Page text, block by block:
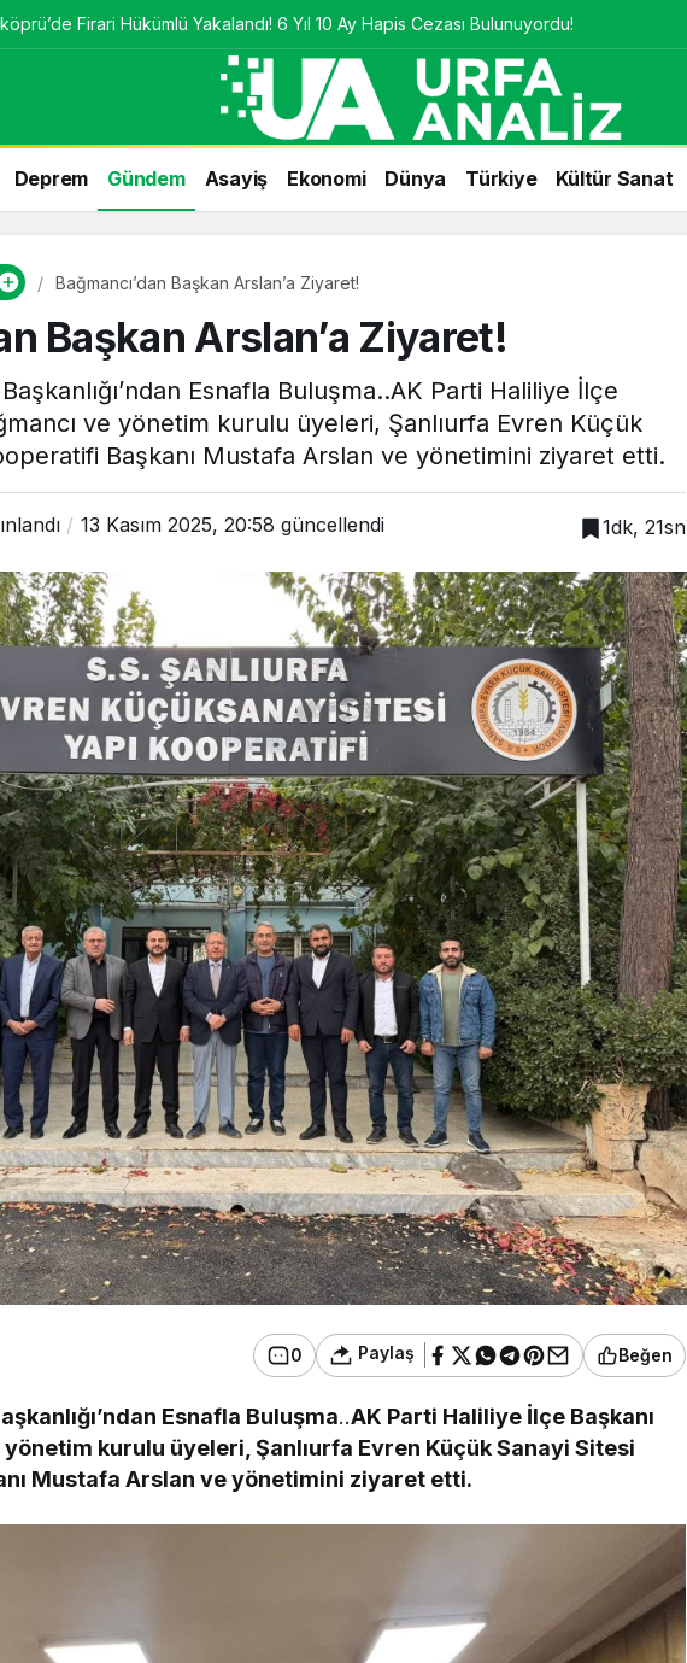
Firari Hükümlü Yakalandı! 6 Yıl 10 Ay Hapis Cezası Bulunuyordu!
Deprem Gündem Asayiş Ekonomi Dünya Türkiye Kültür Sanat
Bağmancı’dan Başkan Arslan’a Ziyaret!
Başkan Arslan’a Ziyaret!
Esnafla Buluşma..AK Parti Haliliye İlçe
ve yönetim kurulu üyeleri, Şanlıurfa Evren Küçük
Başkanı Mustafa Arslan ve yönetimini ziyaret etti.
13 Kasım 2025, 20:58 güncellendi 1dk, 21sn
0 Paylaş Beğen
Esnafla Buluşma..AK Parti Haliliye İlçe Başkanı
kurulu üyeleri, Şanlıurfa Evren Küçük Sanayi Sitesi
Mustafa Arslan ve yönetimini ziyaret etti.